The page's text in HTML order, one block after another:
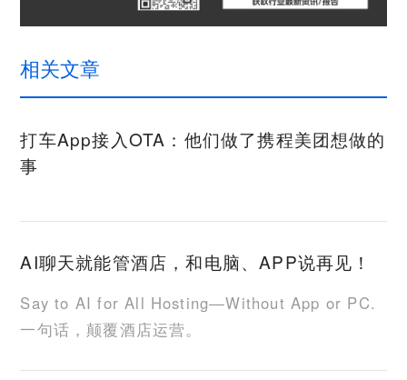
相关文章
打车App接入OTA：他们做了携程美团想做的
事
AI聊天就能管酒店，和电脑、APP说再见！
Say to AI for All Hosting—Without App or PC.
一句话，颠覆酒店运营。